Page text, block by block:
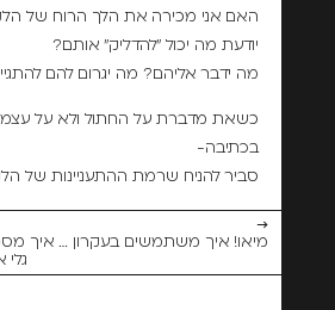
האם אני מכירה את הלך הרוח של
יודעת מה יכול "להדליק" אותם?
מה ידבר אליהם? מה יגרום להם
כשאת מדברת על החתול ולא על
בכתיבה-
סביר להניח שרמת ההתעניינות של
→
מיאו! איך משתמשים בעקרון החתול? הדגמה
גלי